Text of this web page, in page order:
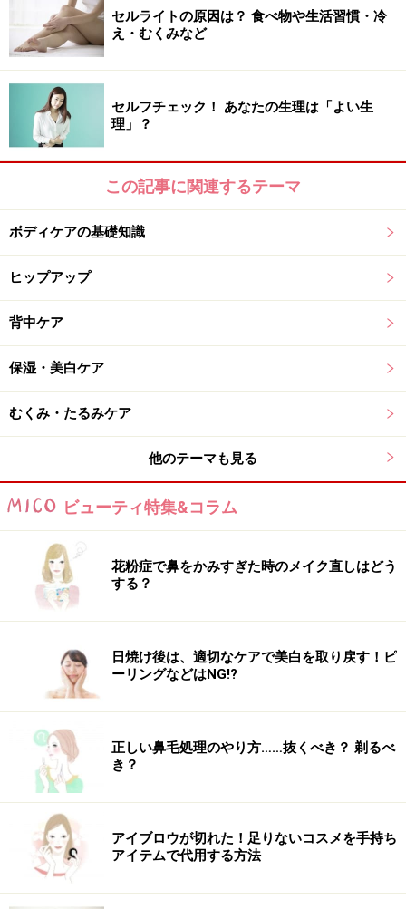
このように、基礎体温をきっちり測定すると、女性ホル
モンの分泌のサイクルや排卵のサイクルが正確にわかる
ようになります。排卵の時期がわかるので、妊娠を希望
している女性であればもちろん、そうではない女性で
も、基礎体温のグラフをつけることで、実は、さまざま
なメリットがあるのです。
う点。女性ホルモンの動きは、私たち女性の体と心に、
大きく影響します。生理前にイライラしたり憂鬱な気分
う。また、女性ホルモンのバランスによって、肌の美し
さや新陳代謝、女性らしい体のラインなどもかわってき
ます。
女性ホルモンの周期と美肌は、密接な関係があります。
～排卵までの期間）より、肌トラブルを起こしやすい
「黄体期」（排卵～次の生理までの期間）のほうが、よ
バランスが崩れてしまっている場合は、周期にかかわら
ず、さまざまなアプローチのスキンケアも成果が出にく
かったりします。
自分自身の女性ホルモンの周期を把握するためにも、基
礎体温を毎日測定してグラフ化しておくことは、非常に
大切です。女性ホルモンの周期に合わせて、どんなスキ
ンケアをしたらいいのかがはっきりわかるようになるか
らです。
※記事内容は執筆時点のものです。最新の内容をご確認くださ
い。
※個人の体質、また、誤った方法による実践に起因して肌荒れや
不調を引き起こす場合があります。実践の際には、必ず自身の体
質及び健康状態を十分に考慮し、正しい方法で行ってください。
また、全ての方への有効性を保証するものではありません。
セルライトの原因は？ 食べ物や生活習慣・冷
え・むくみなど
セルフチェック！ あなたの生理は「よい生
理」？
この記事に関連するテーマ
ボディケアの基礎知識
ヒップアップ
背中ケア
保湿・美白ケア
むくみ・たるみケア
他のテーマも見る
ビューティ特集&コラム
花粉症で鼻をかみすぎた時のメイク直しはどう
する？
日焼け後は、適切なケアで美白を取り戻す！ピ
ーリングなどはNG!?
正しい鼻毛処理のやり方……抜くべき？ 剃るべ
き？
アイブロウが切れた！足りないコスメを手持ち
アイテムで代用する方法